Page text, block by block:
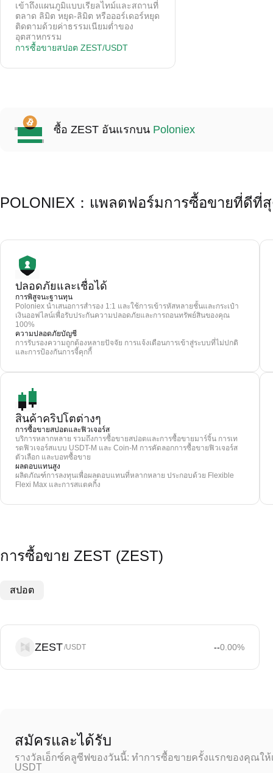
เข้าถึงแผนภูมิแบบเรียลไทม์และสถานที่
ตลาด ลิมิต หยุด-ลิมิต หรือออร์เดอร์หยุด
ติดตามด้วยค่าธรรมเนียมต่ำของ
อุตสาหกรรม
การซื้อขายสปอต ZEST/USDT
ซื้อ ZEST อันแรกบน Poloniex
POLONIEX：แพลตฟอร์มการซื้อขายที่ดีที่
ปลอดภัยและเชื่อได้
การพิสูจนะฐานทุน
Poloniex นำเสนอการสำรอง 1:1 และใช้การเข้ารหัสหลายชั้นและกระเป๋า
เงินออฟไลน์เพื่อรับประกันความปลอดภัยและการถอนทรัพย์สินของคุณ
100%
ความปลอดภัยบัญชี
การรับรองความถูกต้องหลายปัจจัย การแจ้งเตือนการเข้าสู่ระบบที่ไม่ปกติ
และการป้องกันการจี้คุกกี้
สินค้าคริปโตต่างๆ
การซื้อขายสปอตและฟิวเจอร์ส
บริการหลากหลาย รวมถึงการซื้อขายสปอตและการซื้อขายมาร์จิ้น การเท
รดฟิวเจอร์สแบบ USDT-M และ Coin-M การคัดลอกการซื้อขายฟิวเจอร์ส
ตัวเลือก และบอทซื้อขาย
ผลตอบแทนสูง
ผลิตภัณฑ์การลงทุนเพื่อผลตอบแทนที่หลากหลาย ประกอบด้วย Flexible
Flexi Max และการสแตคกิ้ง
การซื้อขาย ZEST (ZEST)
สปอต
ZEST/USDT --0.00%
สมัครและได้รับ
รางวัลเอ็กซ์คลูซีฟของวันนี้: ทำการซื้อขายครั้งแรกของคุณใ
USDT